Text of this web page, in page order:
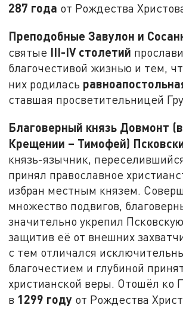
287 года от Рождества
Преподобные Завулон и
святые III-IVстолетий
благочестивой жизнью и тем,
них родилась
ставшая просветительницей
Благоверный князь Довмонт
Крещении – Тимофей)
князь-язычник,
принял православное
избран местным князем.
множество подвигов,
значительно укрепил
защитив её от внешних
с тем отличался
благочестием и глубиной
христианской веры. Отошёл ко
в 1299 году от Рождества